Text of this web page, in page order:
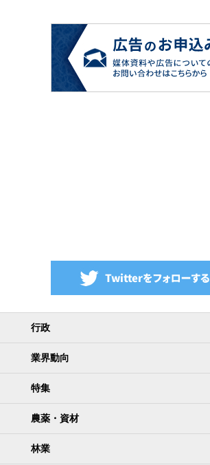
行政
業界動向
特集
農薬・資材
林業